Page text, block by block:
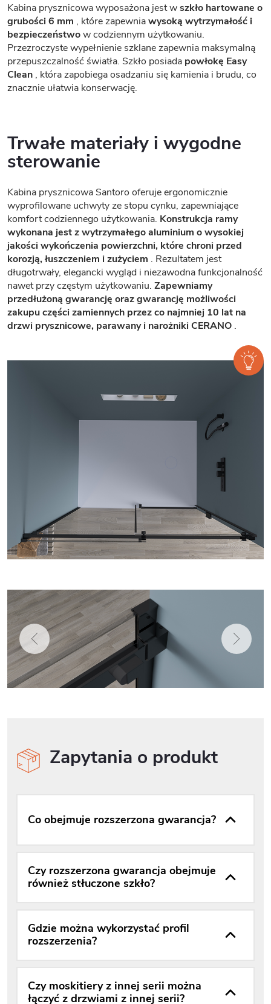
Kabina prysznicowa wyposażona jest wszkło hartowane o
grubości 6 mm , które zapewniawysoką wytrzymałość i
bezpieczeństwow codziennym użytkowaniu.
Przezroczyste wypełnienie szklane zapewnia maksymalną
przepuszczalność światła. Szkło posiada powłokę Easy
Clean , która zapobiega osadzaniu się kamienia i brudu, co
znacznie ułatwia konserwację.
Trwałe materiały i wygodne
sterowanie
Kabina prysznicowa Santoro oferuje ergonomicznie
wyprofilowane uchwyty ze stopu cynku, zapewniające
komfort codziennego użytkowania. Konstrukcja ramy
wykonana jest z wytrzymałego aluminium o wysokiej
jakości wykończenia powierzchni, które chroni przed
korozją, łuszczeniem i zużyciem . Rezultatem jest
długotrwały, elegancki wygląd i niezawodna funkcjonalność
nawet przy częstym użytkowaniu. Zapewniamy
przedłużoną gwarancję oraz gwarancję możliwości
zakupu części zamiennych przez co najmniej 10 lat na
drzwi prysznicowe, parawany i narożniki CERANO .
Zapytania o produkt
Co obejmuje rozszerzona gwarancja?
Czy rozszerzona gwarancja obejmuje
również stłuczone szkło?
Gdzie można wykorzystać profil
rozszerzenia?
Czy moskitiery z innej serii można
łączyć z drzwiami z innej serii?